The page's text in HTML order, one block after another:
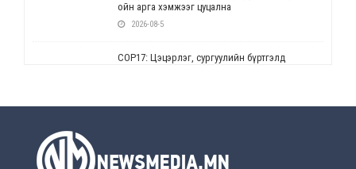
ойн арга хэмжээг цуцална
2026-08-5
СОР17: Цэцэрлэг, сургуулийн бүртгэлд
2026-08-5